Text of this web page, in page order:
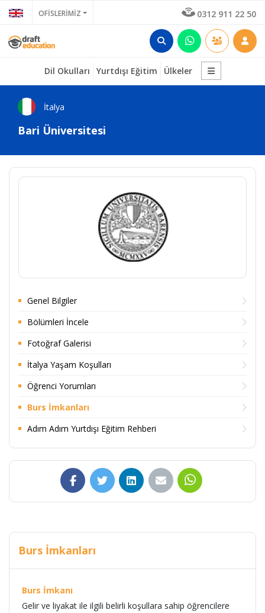
OFİSLERİMİZ 0312 911 22 50
Dil Okulları Yurtdışı Eğitim Ülkeler
İtalya
Bari Üniversitesi
Genel Bilgiler
Bölümleri İncele
Fotoğraf Galerisi
İtalya Yaşam Koşulları
Öğrenci Yorumları
Burs İmkanları
Adım Adım Yurtdışı Eğitim Rehberi
Burs İmkanları
Burs İmkanı
Gelir ve liyakat ile ilgili belirli koşullara sahip öğrencilere